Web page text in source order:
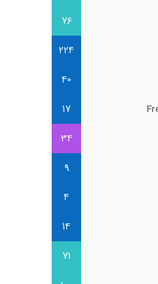
76
224
40
17
34
9
4
14
71